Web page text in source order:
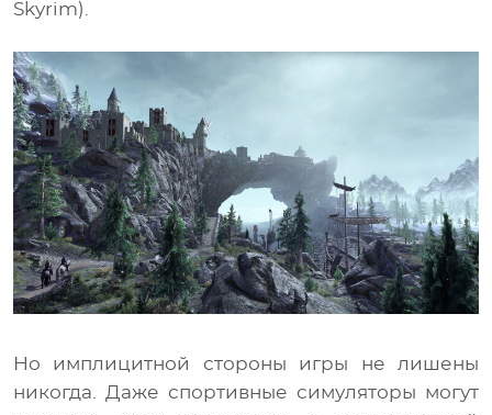
Skyrim).
Но имплицитной стороны игры не лишены
никогда. Даже спортивные симуляторы могут